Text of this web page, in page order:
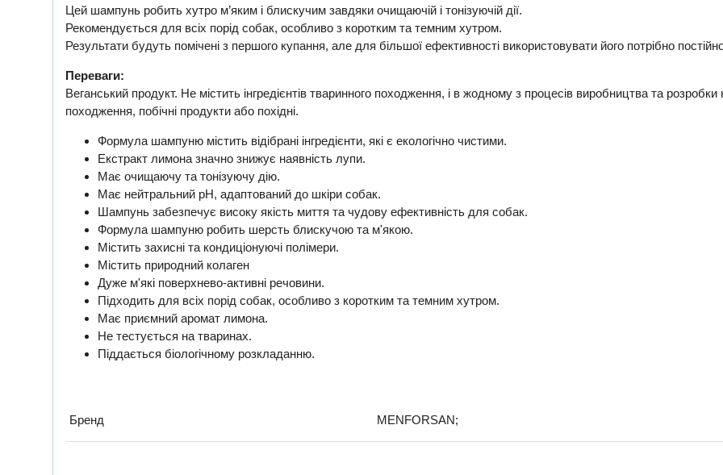
Цей шампунь робить хутро м’яким і блискучим завдяки очищаючій і тонізуючій дії.
Рекомендується для всіх порід собак, особливо з коротким та темним хутром.
Результати будуть помічені з першого купання, але для більшої ефективності використовувати його потрібно
Переваги:
Веганський продукт. Не містить інгредієнтів тваринного походження, і в жодному з процесів виробництва та
походження, побічні продукти або похідні.
Формула шампуню містить відібрані інгредієнти, які є екологічно чистими.
Екстракт лимона значно знижує наявність лупи.
Має очищаючу та тонізуючу дію.
Має нейтральний pH, адаптований до шкіри собак.
Шампунь забезпечує високу якість миття та чудову ефективність для собак.
Формула шампуню робить шерсть блискучою та м'якою.
Містить захисні та кондиціонуючі полімери.
Містить природний колаген
Дуже м'які поверхнево-активні речовини.
Підходить для всіх порід собак, особливо з коротким та темним хутром.
Має приємний аромат лимона.
Не тестується на тваринах.
Піддається біологічному розкладанню.
Бренд MENFORSAN;